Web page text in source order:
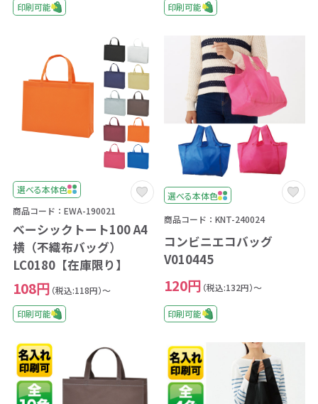
印刷可能
印刷可能
選べる本体色
商品コード：EWA-190021
ベーシックトート100 A4
横（不織布バッグ）
LC0180【在庫限り】
108円 （税込:118円）～
印刷可能
選べる本体色
商品コード：KNT-240024
コンビニエコバッグ
V010445
120円 （税込:132円）～
印刷可能